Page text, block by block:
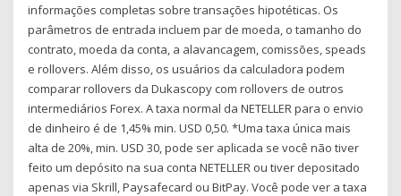
informações completas sobre transações hipotéticas. Os
parâmetros de entrada incluem par de moeda, o tamanho do
contrato, moeda da conta, a alavancagem, comissões, speads
e rollovers. Além disso, os usuários da calculadora podem
comparar rollovers da Dukascopy com rollovers de outros
intermediários Forex. A taxa normal da NETELLER para o envio
de dinheiro é de 1,45% min. USD 0,50. *Uma taxa única mais
alta de 20%, min. USD 30, pode ser aplicada se você não tiver
feito um depósito na sua conta NETELLER ou tiver depositado
apenas via Skrill, Paysafecard ou BitPay. Você pode ver a taxa